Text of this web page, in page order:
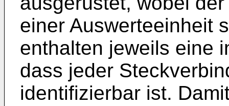
einer Auswerteeinheit
enthalten jeweils eine
dass jeder
identifizierbar ist.